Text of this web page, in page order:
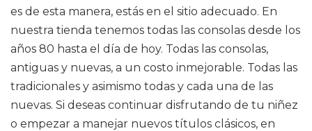
es de esta manera, estás en el sitio adecuado. En
nuestra tienda tenemos todas las consolas desde los
años 80 hasta el día de hoy. Todas las consolas,
antiguas y nuevas, a un costo inmejorable. Todas las
tradicionales y asimismo todas y cada una de las
nuevas. Si deseas continuar disfrutando de tu niñez
o empezar a manejar nuevos títulos clásicos, en